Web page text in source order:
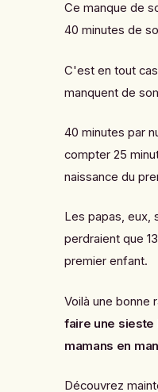
Ce manque de
40 minutes de
C'est en tout
manquent de
40 minutes par
compter 25
naissance du
Les papas, eux,
perdraient que
premier enfant.
Voilà une bonne
faire une sieste
mamans en
Découvrez